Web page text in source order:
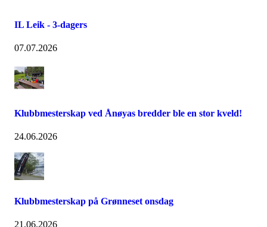
IL Leik - 3-dagers
07.07.2026
Klubbmesterskap ved Ånøyas bredder ble en stor kveld!
24.06.2026
Klubbmesterskap på Grønneset onsdag
21.06.2026